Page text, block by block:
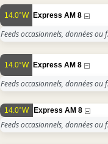
14.0°W Express AM 8
Feeds occasionnels, données ou
14.0°W Express AM 8
Feeds occasionnels, données ou
14.0°W Express AM 8
Feeds occasionnels, données ou